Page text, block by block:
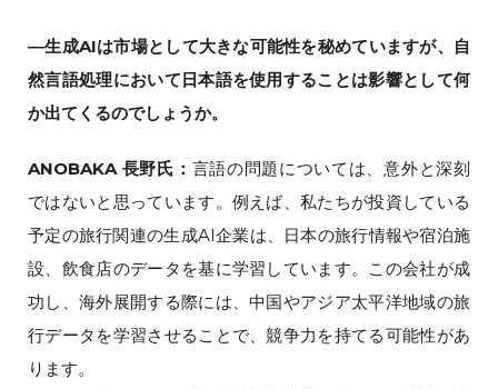
―生成AIは市場として大きな可能性を秘めていますが、自
然言語処理において日本語を使用することは影響として何
か出てくるのでしょうか。
ANOBAKA 長野氏： 言語の問題については、意外と深刻
ではないと思っています。例えば、私たちが投資している
予定の旅行関連の生成AI企業は、日本の旅行情報や宿泊施
設、飲食店のデータを基に学習しています。この会社が成
功し、海外展開する際には、中国やアジア太平洋地域の旅
行データを学習させることで、競争力を持てる可能性があ
ります。